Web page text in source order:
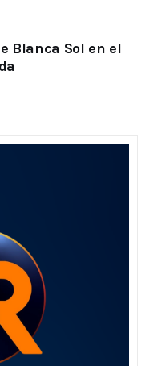
Blanca Sol en el